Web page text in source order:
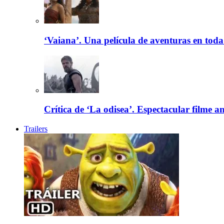
‘Vaiana’. Una película de aventuras en
Crítica de ‘La odisea’. Espectacular filme
Trailers